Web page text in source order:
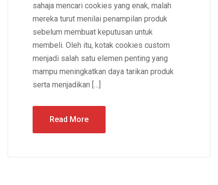
sahaja mencari cookies yang enak, malah
mereka turut menilai penampilan produk
sebelum membuat keputusan untuk
membeli. Oleh itu, kotak cookies custom
menjadi salah satu elemen penting yang
mampu meningkatkan daya tarikan produk
serta menjadikan […]
Read More